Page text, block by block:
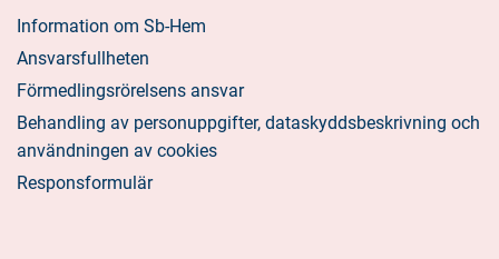
Information om Sb-Hem
Ansvarsfullheten
Förmedlingsrörelsens ansvar
Behandling av personuppgifter, dataskyddsbeskrivning och
användningen av cookies
Responsformulär